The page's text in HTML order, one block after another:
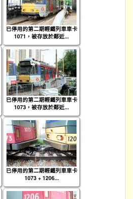
已停用的第二期輕鐵列車車卡
1071，被存放於鄰近...
已停用的第二期輕鐵列車車卡
1073，被存放於鄰近...
已停用的第二期輕鐵列車車卡
1073 + 1206...